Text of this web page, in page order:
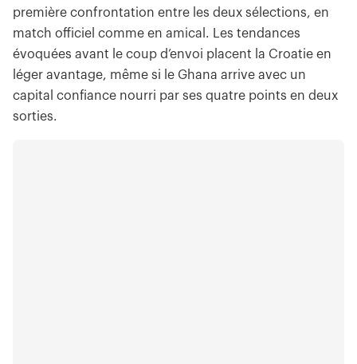
première confrontation entre les deux sélections, en
match officiel comme en amical. Les tendances
évoquées avant le coup d’envoi placent la Croatie en
léger avantage, même si le Ghana arrive avec un
capital confiance nourri par ses quatre points en deux
sorties.